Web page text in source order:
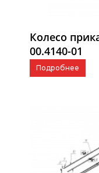
Колесо
00.4140-01
Подробнее